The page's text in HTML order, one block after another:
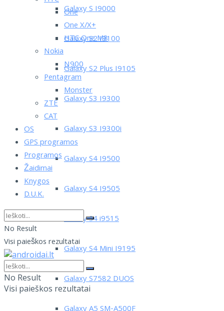
Galaxy S I9000
Galaxy S2 I9100
Galaxy S2 Plus I9105
Galaxy S3 I9300
Galaxy S3 I9300i
Galaxy S4 I9500
Galaxy S4 I9505
Galaxy S4 i9515
Galaxy S4 Mini I9195
Galaxy S7582 DUOS
One
One X/X+
HTC One M8
Nokia
N900
Pentagram
Monster
ZTE
CAT
OS
GPS programos
Programos
Žaidimai
Knygos
D.U.K.
No Result
Visi paieškos rezultatai
No Result
Visi paieškos rezultatai